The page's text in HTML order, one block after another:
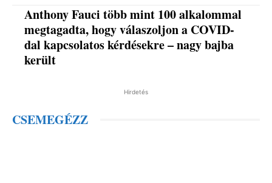
Anthony Fauci több mint 100 alkalommal
megtagadta, hogy válaszoljon a COVID-
dal kapcsolatos kérdésekre – nagy bajba
került
Hirdetés
CSEMEGÉZZ